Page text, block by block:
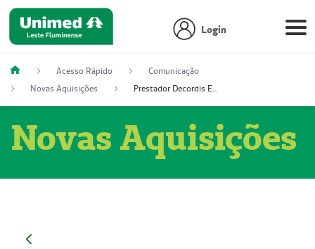
Login
Acesso Rápido
Comunicação
Novas Aquisições
Prestador Decordis Exames Cardiológicos LTDA (51004347-4)
Novas Aquisições